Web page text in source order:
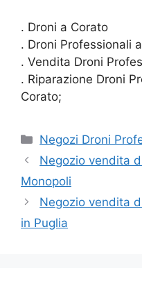
. Droni a Corato
. Droni Professionali
. Vendita Droni
. Riparazione Droni
Corato;
Categorie
Negozi Droni
Negozio vendita
Monopoli
Negozio vendita
in Puglia